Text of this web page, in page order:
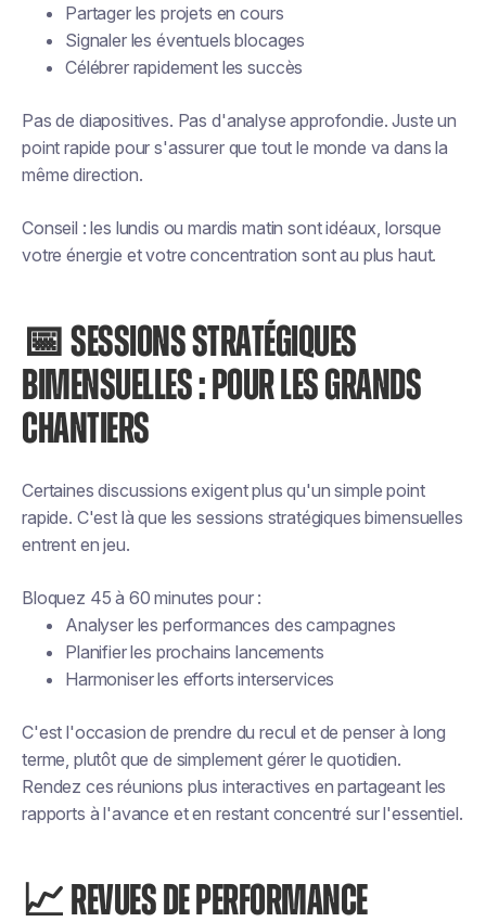
Partager les projets en cours
Signaler les éventuels blocages
Célébrer rapidement les succès
Pas de diapositives. Pas d'analyse approfondie. Juste un
point rapide pour s'assurer que tout le monde va dans la
même direction.
Conseil : les lundis ou mardis matin sont idéaux, lorsque
votre énergie et votre concentration sont au plus haut.
📅 SESSIONS STRATÉGIQUES
BIMENSUELLES : POUR LES GRANDS
CHANTIERS
Certaines discussions exigent plus qu'un simple point
rapide. C'est là que les sessions stratégiques bimensuelles
entrent en jeu.
Bloquez 45 à 60 minutes pour :
Analyser les performances des campagnes
Planifier les prochains lancements
Harmoniser les efforts interservices
C'est l'occasion de prendre du recul et de penser à long
terme, plutôt que de simplement gérer le quotidien.
Rendez ces réunions plus interactives en partageant les
rapports à l'avance et en restant concentré sur l'essentiel.
📈 REVUES DE PERFORMANCE